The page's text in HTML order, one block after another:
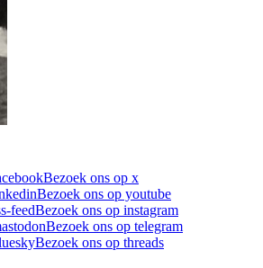
Bezoek ons op x
Bezoek ons op youtube
feedBezoek ons op instagram
Bezoek ons op telegram
Bezoek ons op threads